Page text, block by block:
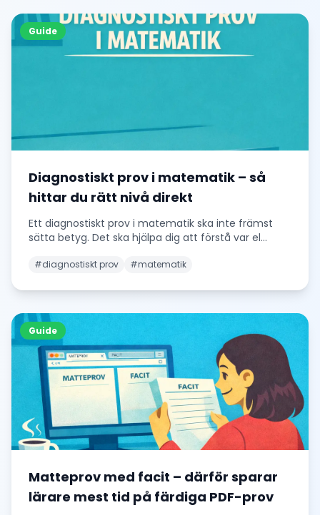
Guide
Diagnostiskt prov i matematik – så
hittar du rätt nivå direkt
Ett diagnostiskt prov i matematik ska inte främst
sätta betyg. Det ska hjälpa dig att förstå var el...
#diagnostiskt prov #matematik
Guide
Matteprov med facit – därför sparar
lärare mest tid på färdiga PDF-prov